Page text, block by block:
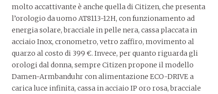
molto accattivante è anche quella di Citizen, che presenta
l’orologio da uomo AT8113-12H, con funzionamento ad
energia solare, bracciale in pelle nera, cassa placcata in
acciaio Inox, cronometro, vetro zaffiro, movimento al
quarzo al costo di 399 €. Invece, per quanto riguarda gli
orologi dal donna, sempre Citizen propone il modello
Damen-Armbanduhr con alimentazione ECO-DRIVE a
carica luce infinita, cassa in acciaio IP oro rosa, bracciale